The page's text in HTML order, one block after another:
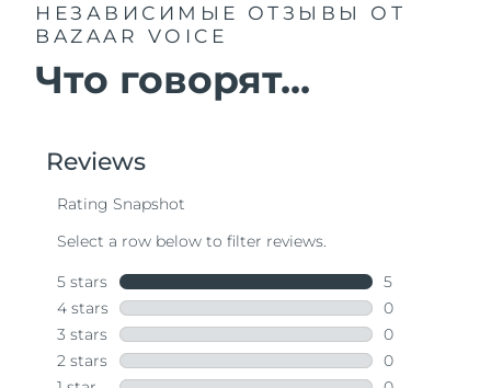
НЕЗАВИСИМЫЕ ОТЗЫВЫ
ОТ
BAZAAR VOICE
Что говорят...